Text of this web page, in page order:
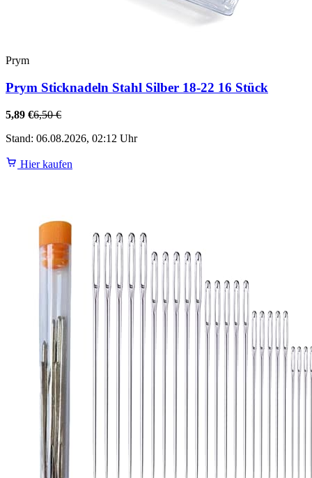
Prym
Prym Sticknadeln Stahl Silber 18-22 16 Stück
5,89 €6,50 €
Stand: 06.08.2026, 02:12 Uhr
Hier kaufen